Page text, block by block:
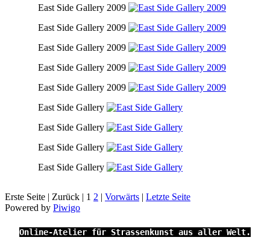
East Side Gallery 2009
East Side Gallery 2009
East Side Gallery 2009
East Side Gallery 2009
East Side Gallery 2009
East Side Gallery
East Side Gallery
East Side Gallery
East Side Gallery
Erste Seite | Zurück | 1 2 | Vorwärts | Letzte Seite
Powered by Piwigo
Online-Atelier für Strassenkunst aus aller Welt.